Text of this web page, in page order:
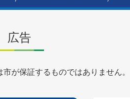
広告
が保証するものではありません。